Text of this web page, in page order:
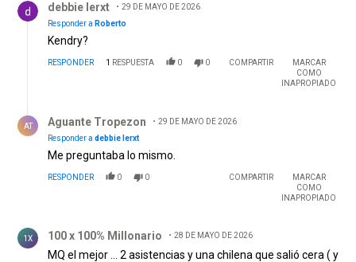
debbie lerxt
29 DE MAYO DE 2026
Responder a Roberto
Kendry?
RESPONDER 1 RESPUESTA 0 0 COMPARTIR
MARCAR
COMO
INAPROPIADO
AT Aguante Tropezon
29 DE MAYO DE 2026
Responder a debbie lerxt
Me preguntaba lo mismo.
RESPONDER 0 0 COMPARTIR
MARCAR
COMO
INAPROPIADO
1X 100 x 100% Millonario 28 DE MAYO DE 2026
MQ el mejor ... 2 asistencias y una chilena que salió cera ( y